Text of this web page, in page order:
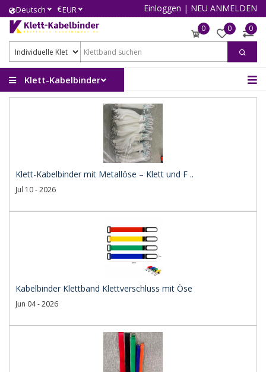
Deutsch €EUR Einloggen | NEU ANMELDEN
0 0 0
Klett-Kabelbinder
Klett-Kabelbinder mit Metallöse – Klett und F ..
Jul 10 - 2026
Kabelbinder Klettband Klettverschluss mit Öse
Jun 04 - 2026